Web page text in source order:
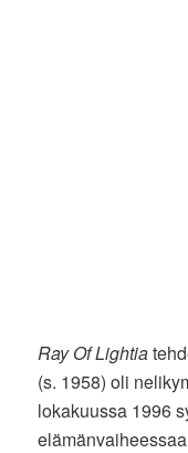
Ray Of Lightia
(s. 1958) oli
lokakuussa 1996